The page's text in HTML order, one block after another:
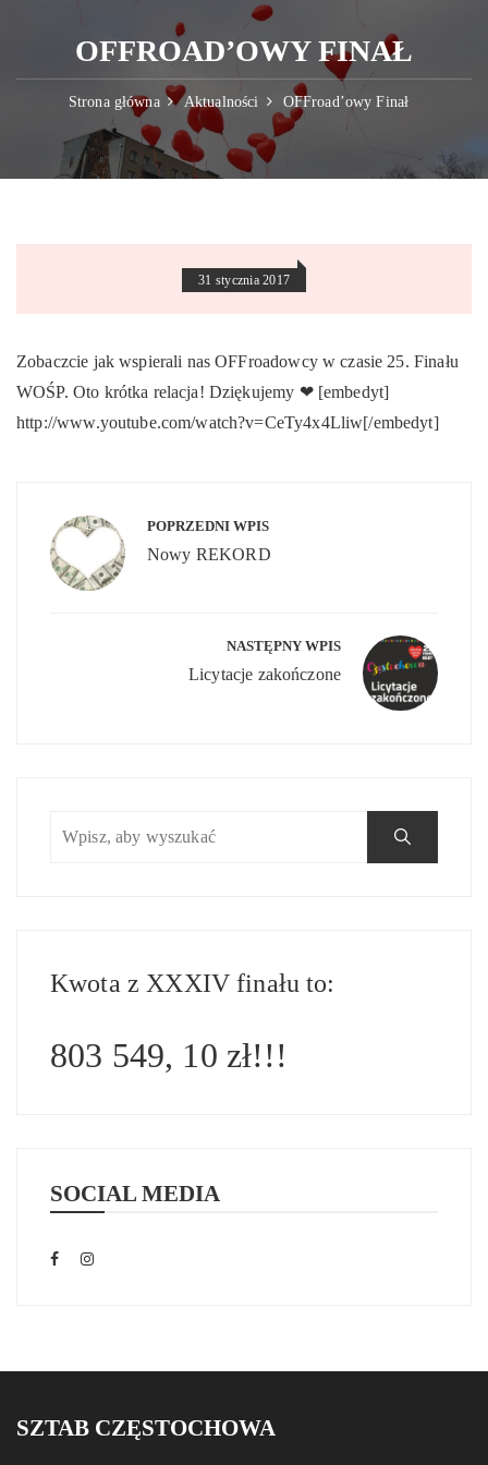
OFFROAD’OWY FINAŁ
Strona główna Aktualności OFFroad’owy Finał
31 stycznia 2017
Zobaczcie jak wspierali nas OFFroadowcy w czasie 25. Finału
WOŚP. Oto krótka relacja! Dziękujemy ❤ [embedyt]
http://www.youtube.com/watch?v=CeTy4x4Lliw[/embedyt]
wpisu
POPRZEDNI WPIS
Nowy REKORD
NASTĘPNY WPIS
Licytacje zakończone
Kwota z XXXIV finału to:
803 549, 10 zł!!!
SOCIAL MEDIA
SZTAB CZĘSTOCHOWA